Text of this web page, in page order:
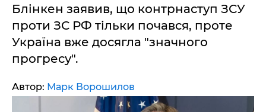
Блінкен заявив, що контрнаступ ЗСУ
проти ЗС РФ тільки почався, проте
Україна вже досягла "значного
прогресу".
Автор: Марк Ворошилов